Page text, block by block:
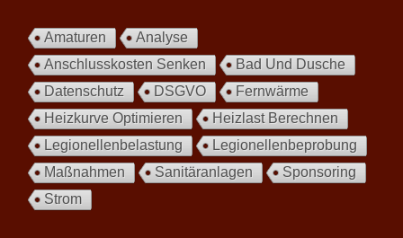
Amaturen
Analyse
Anschlusskosten Senken
Bad Und Dusche
Datenschutz
DSGVO
Fernwärme
Heizkurve Optimieren
Heizlast Berechnen
Legionellenbelastung
Legionellenbeprobung
Maßnahmen
Sanitäranlagen
Sponsoring
Strom